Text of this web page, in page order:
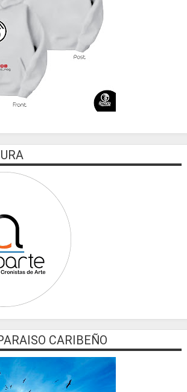
CARIBEÑO